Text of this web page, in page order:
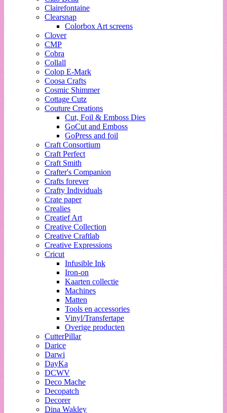
Clairefontaine
Clearsnap
Colorbox Art screens
Clover
CMP
Cobra
Collall
Colop E-Mark
Coosa Crafts
Cosmic Shimmer
Cottage Cutz
Couture Creations
Cut, Foil & Emboss Dies
GoCut and Emboss
GoPress and foil
Craft Consortium
Craft Perfect
Craft Smith
Crafter's Companion
Crafts forever
Crafty Individuals
Crate paper
Crealies
Creatief Art
Creative Collection
Creative Craftlab
Creative Expressions
Cricut
Infusible Ink
Iron-on
Kaarten collectie
Machines
Matten
Tools en accessories
Vinyl/Transfertape
Overige producten
CutterPillar
Darice
Darwi
DayKa
DCWV
Deco Mache
Decopatch
Decorer
Dina Wakley